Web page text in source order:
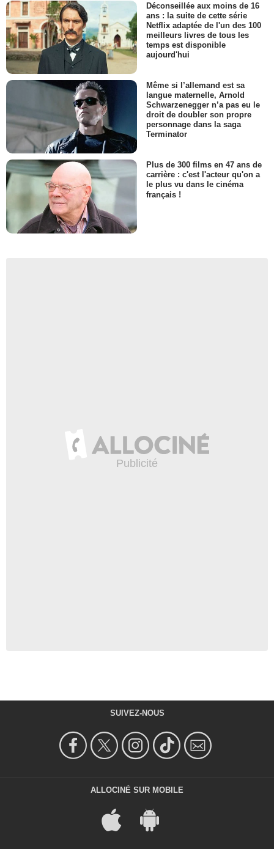
Déconseillée aux moins de 16
ans : la suite de cette série
Netflix adaptée de l'un des 100
meilleurs livres de tous les
temps est disponible
aujourd'hui
Même si l’allemand est sa
langue maternelle, Arnold
Schwarzenegger n’a pas eu le
droit de doubler son propre
personnage dans la saga
Terminator
Plus de 300 films en 47 ans de
carrière : c'est l'acteur qu'on a
le plus vu dans le cinéma
français !
SUIVEZ-NOUS
ALLOCINÉ SUR MOBILE